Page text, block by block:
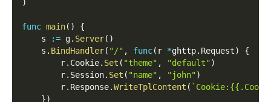
)
func main( )
{
    s
:= g. Server( )
    s
. BindHandler( "/" , func( r *ghttp. Request)
{
        r
. Cookie. Set ( "theme" , "default")
        r
. Session. Set ( "name" , "john")
        r
. Response.WriteTplContent (
})